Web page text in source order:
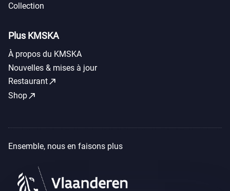
Collection
Plus KMSKA
À propos du KMSKA
Nouvelles & mises à jour
Restaurantcall_made
Shopcall_made
Ensemble, nous en faisons plus